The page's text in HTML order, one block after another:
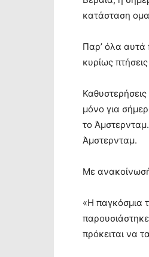
κατάσταση
Παρ’ όλα αυτά
κυρίως
μόνο για
το
Άμστερνταμ.
Με
«Η παγκόσμια
πρόκειται να